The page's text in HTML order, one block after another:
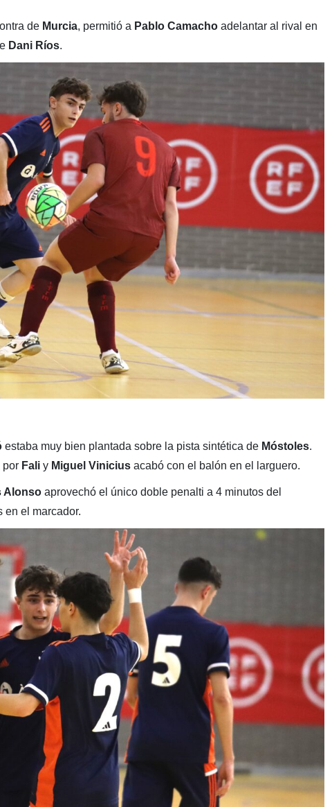
de Murcia, permitió a Pablo Camachoadelantar al rival en
Dani Ríos.
estaba muy bien plantada sobre la pista sintética de Móstoles.
por Faliy Miguel Viniciusacabó con el balón en el larguero.
Alonso aprovechó el único doble penalti a 4 minutos del
en el marcador.